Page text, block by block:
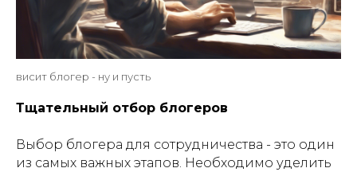
висит блогер - ну и пусть
Тщательный отбор блогеров
Выбор блогера для сотрудничества - это один
из самых важных этапов. Необходимо уделить